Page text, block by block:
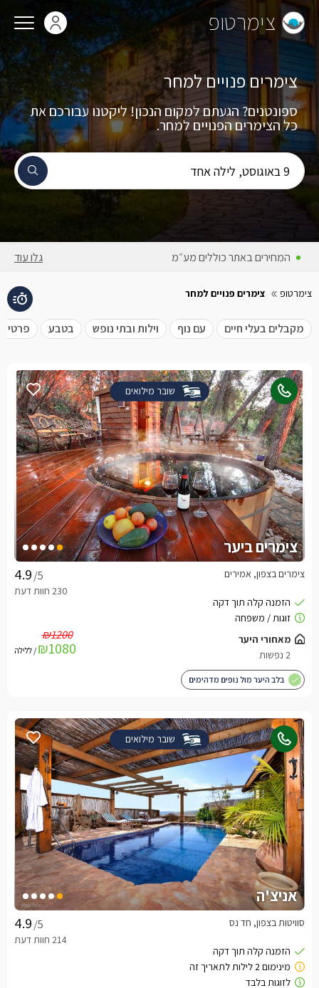
צימרטופ
9 באוגוסט, לילה אחד תאריך
יום ראשון,
צימרים פנויים למחר
ספונטנים? הגעתם למקום הנכון! ליקטנו עבורכם את
כל הצימרים הפנויים למחר.
המחירים באתר כוללים מע״מ גלו עוד
צימרטופ צימרים פנויים למחר
מקבלים בעלי חיים עם נוף וילות ובתי נופש בטבע
₪10500
שובר מילואים
צימרים ביער
/5 צימרים בצפון, אמירים
₪1080
₪1200
/ ללילה
בלב היער מול נופים מדהימים
שובר מילואים
אניצ'ה
/5 סוויטות בצפון, חד נס